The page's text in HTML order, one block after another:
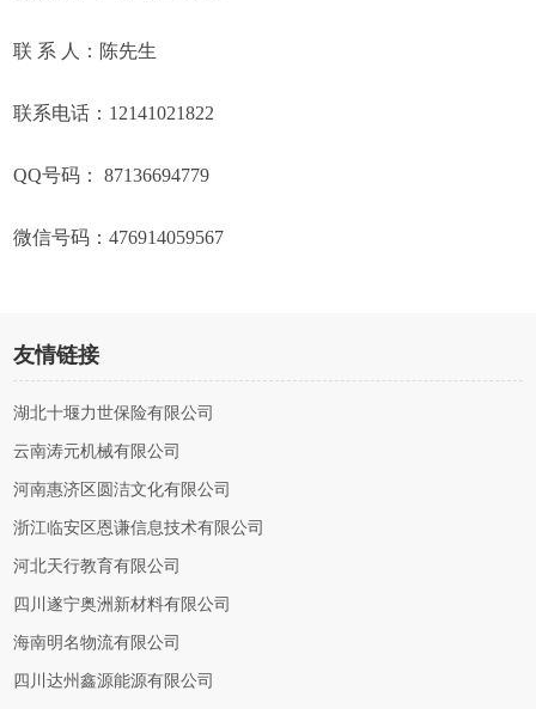
联 系 人：陈先生
联系电话：12141021822
QQ号码： 87136694779
微信号码：476914059567
友情链接
湖北十堰力世保险有限公司
云南涛元机械有限公司
河南惠济区圆洁文化有限公司
浙江临安区恩谦信息技术有限公司
河北天行教育有限公司
四川遂宁奥洲新材料有限公司
海南明名物流有限公司
四川达州鑫源能源有限公司